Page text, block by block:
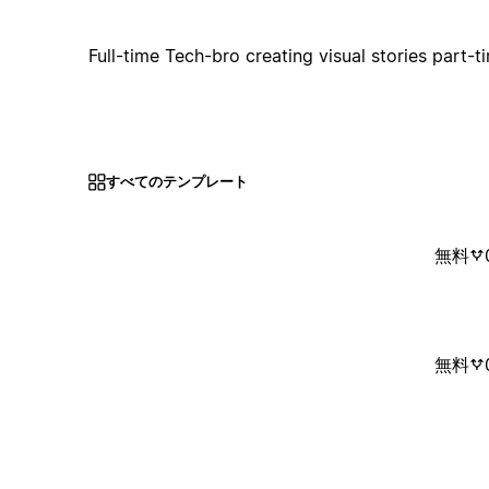
Full-time Tech-bro creating visual stories part-
すべてのテンプレート
無料
無料